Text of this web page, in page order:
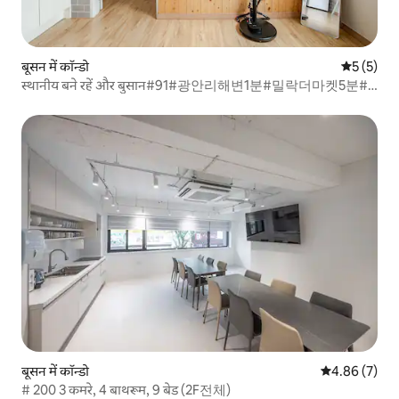
बूसन में कॉन्डो औसत रेटिंग
5 (5)
स्थानीय बने रहें और बुसान#91#광안리해변1분#밀락더마켓5분#
बूसन में कॉन्डो औसत रेटिंग 5 में
4.86 (7)
# 200 3 कमरे, 4 बाथरूम, 9 बेड (2F전체)